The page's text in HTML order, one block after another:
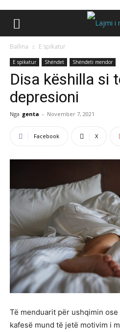
Ballina E spikatur
E spikatur Shëndet Shëndeti mendor
Disa këshilla si
depresioni
Nga genta - November 7, 2021
Facebook X
Të menduarit për ushqimin
kafesë mund të jetë motivim i